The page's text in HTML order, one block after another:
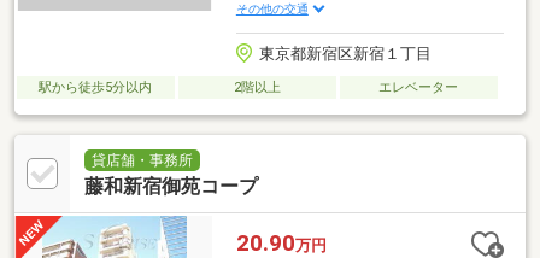
その他の交通
東京都新宿区新宿１丁目
駅から徒歩5分以内 2階以上 エレベーター
貸店舗・事務所
藤和新宿御苑コープ
20.90万円